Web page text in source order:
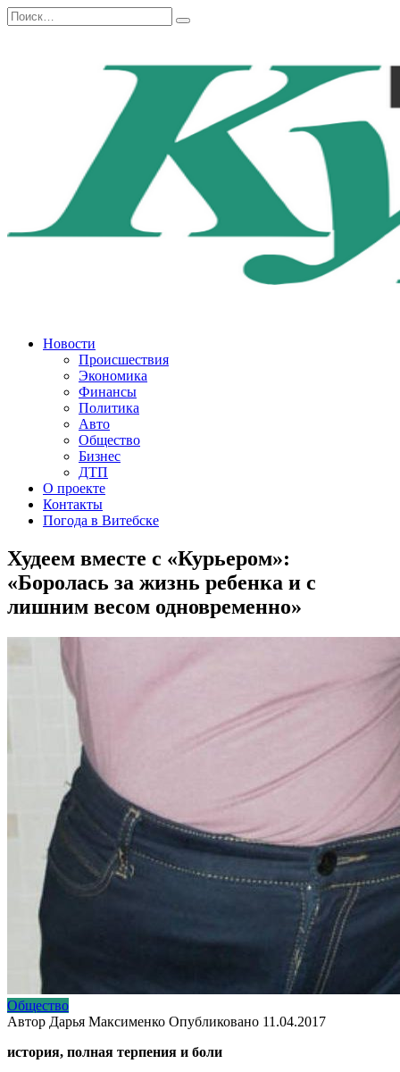
Перейти
к
Search
for:
Новости
Происшествия
Экономика
Финансы
Политика
Авто
Общество
Бизнес
ДТП
О проекте
Контакты
Погода в Витебске
Худеем вместе с «Курьером»:
«Боролась за жизнь ребенка и с
лишним весом одновременно»
Общество
Автор Дарья Максименко Опубликовано 11.04.2017
история, полная терпения и боли